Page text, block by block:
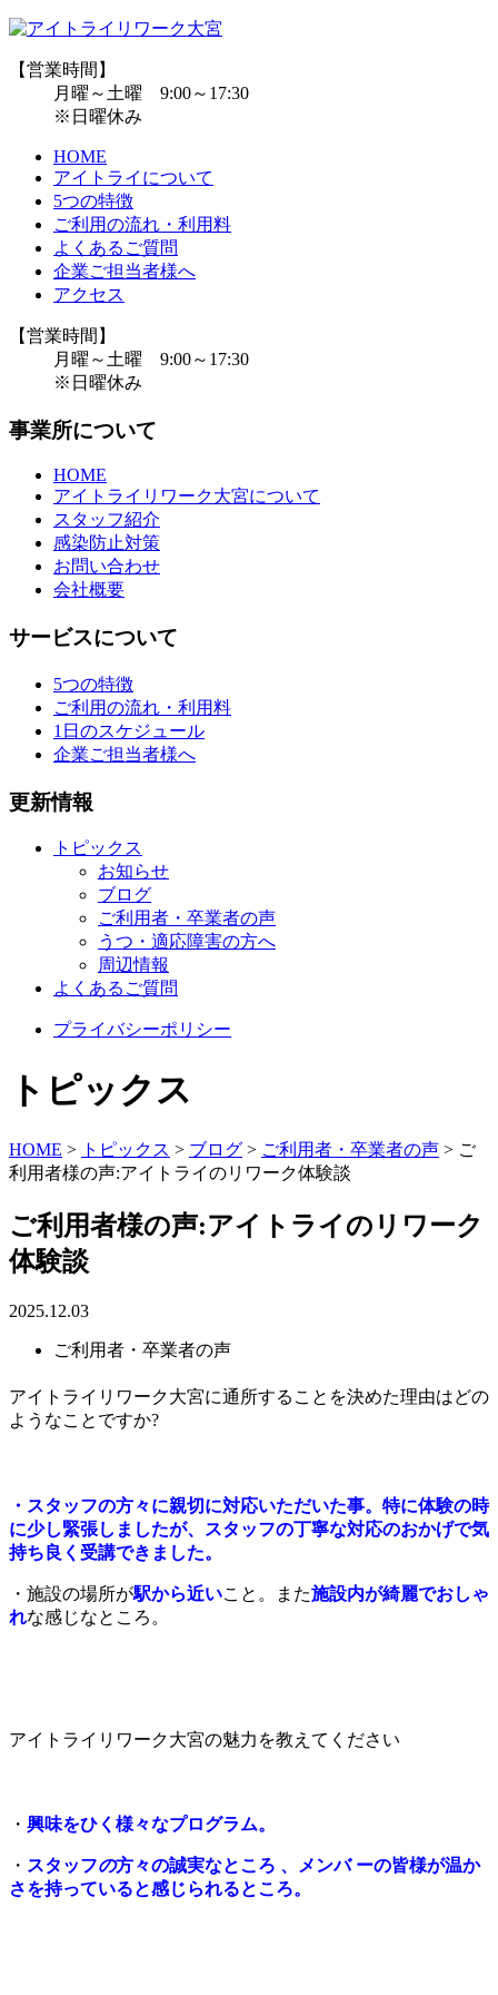
【営業時間】
月曜～土曜 9:00～17:30
※日曜休み
HOME
アイトライについて
5つの特徴
ご利用の流れ・利用料
よくあるご質問
企業ご担当者様へ
アクセス
【営業時間】
月曜～土曜 9:00～17:30
※日曜休み
事業所について
HOME
アイトライリワーク大宮について
スタッフ紹介
感染防止対策
お問い合わせ
会社概要
サービスについて
5つの特徴
ご利用の流れ・利用料
1日のスケジュール
企業ご担当者様へ
更新情報
トピックス
お知らせ
ブログ
ご利用者・卒業者の声
うつ・適応障害の方へ
周辺情報
よくあるご質問
プライバシーポリシー
トピックス
HOME > トピックス > ブログ > ご利用者・卒業者の声 > ご
利用者様の声:アイトライのリワーク体験談
ご利用者様の声:アイトライのリワーク
体験談
2025.12.03
ご利用者・卒業者の声
アイトライリワーク大宮に通所する ことを決めた理由はどの
ようなことですか?
・スタッフの方々に親切に対応いただいた事。特に体験の時
に少し緊張しましたが、スタッフの丁寧な対応のおかげで気
持ち良く受講できました。
・施設の場所が駅から近いこと。 また施設内が綺麗でおしゃ
れな感じなところ 。
アイトライリワーク大宮の魅力 を教えてください
・ 興味をひく様々なプログラム。
・ スタッフの方々の誠実なところ 、メンバ ーの皆様が温か
さを持っていると感じられるところ。